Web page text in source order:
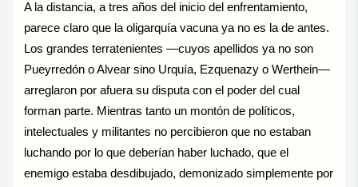
A la distancia, a tres años del inicio del enfrentamiento,
parece claro que la oligarquía vacuna ya no es la de antes.
Los grandes terratenientes —cuyos apellidos ya no son
Pueyrredón o Alvear sino Urquía, Ezquenazy o Werthein—
arreglaron por afuera su disputa con el poder del cual
forman parte. Mientras tanto un montón de políticos,
intelectuales y militantes no percibieron que no estaban
luchando por lo que deberían haber luchado, que el
enemigo estaba desdibujado, demonizado simplemente por